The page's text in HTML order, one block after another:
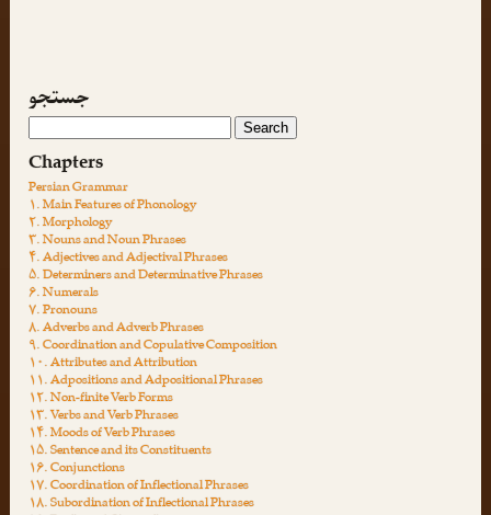
جستجو
Chapters
Persian Grammar
۱. Main Features of Phonology
۲. Morphology
۳. Nouns and Noun Phrases
۴. Adjectives and Adjectival Phrases
۵. Determiners and Determinative Phrases
۶. Numerals
۷. Pronouns
۸. Adverbs and Adverb Phrases
۹. Coordination and Copulative Composition
۱۰. Attributes and Attribution
۱۱. Adpositions and Adpositional Phrases
۱۲. Non-finite Verb Forms
۱۳. Verbs and Verb Phrases
۱۴. Moods of Verb Phrases
۱۵. Sentence and its Constituents
۱۶. Conjunctions
۱۷. Coordination of Inflectional Phrases
۱۸. Subordination of Inflectional Phrases